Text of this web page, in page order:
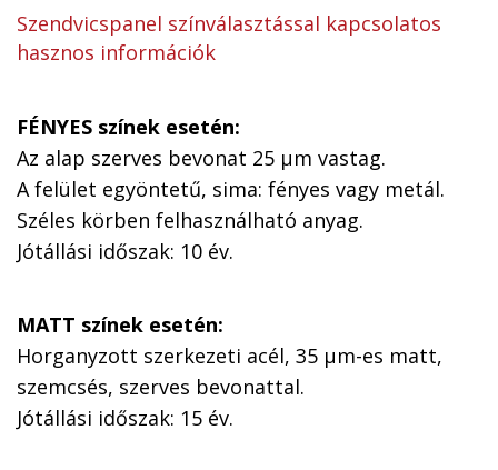
Szendvicspanel színválasztással kapcsolatos
hasznos információk
FÉNYES színek esetén:
Az alap szerves bevonat 25 µm vastag.
A felület egyöntetű, sima: fényes vagy metál.
Széles körben felhasználható anyag.
Jótállási időszak: 10 év.
MATT színek esetén:
Horganyzott szerkezeti acél, 35 µm-es matt,
szemcsés, szerves bevonattal.
Jótállási időszak: 15 év.